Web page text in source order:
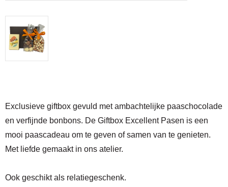
Exclusieve giftbox gevuld met ambachtelijke paaschocolade
en verfijnde bonbons. De Giftbox Excellent Pasen is een
mooi paascadeau om te geven of samen van te genieten.
Met liefde gemaakt in ons atelier.
Ook geschikt als relatiegeschenk.